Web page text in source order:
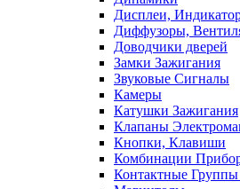
Дисплеи,
Диффузоры,
Доводчики дверей
Замки Зажигания
Звуковые Сигналы
Камеры
Катушки Зажигания
Клапаны
Кнопки, Клавиши
Комбинации
Контактные Группы